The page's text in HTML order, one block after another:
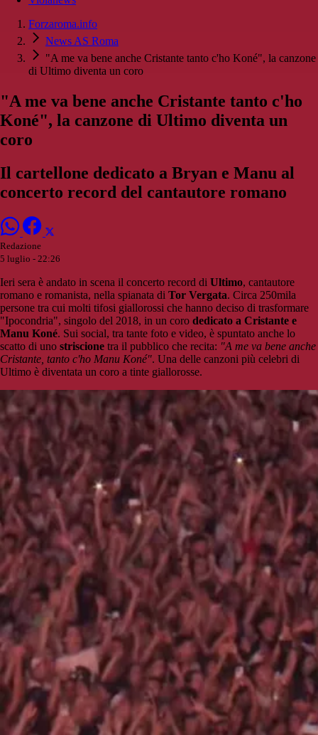
Forzaroma.info
News AS Roma
"A me va bene anche Cristante tanto c'ho Koné", la canzone
di Ultimo diventa un coro
"A me va bene anche Cristante tanto c'ho
Koné", la canzone di Ultimo diventa un
coro
Il cartellone dedicato a Bryan e Manu al
concerto record del cantautore romano
Redazione
5 luglio - 22:26
Ieri sera è andato in scena il concerto record di Ultimo, cantautore
romano e romanista, nella spianata di Tor Vergata. Circa 250mila
persone tra cui molti tifosi giallorossi che hanno deciso di trasformare
"Ipocondria", singolo del 2018, in un coro dedicato a Cristante e
Manu Koné. Sui social, tra tante foto e video, è spuntato anche lo
scatto di uno striscione tra il pubblico che recita: "A me va bene anche
Cristante, tanto c'ho Manu Koné". Una delle canzoni più celebri di
Ultimo è diventata un coro a tinte giallorosse.